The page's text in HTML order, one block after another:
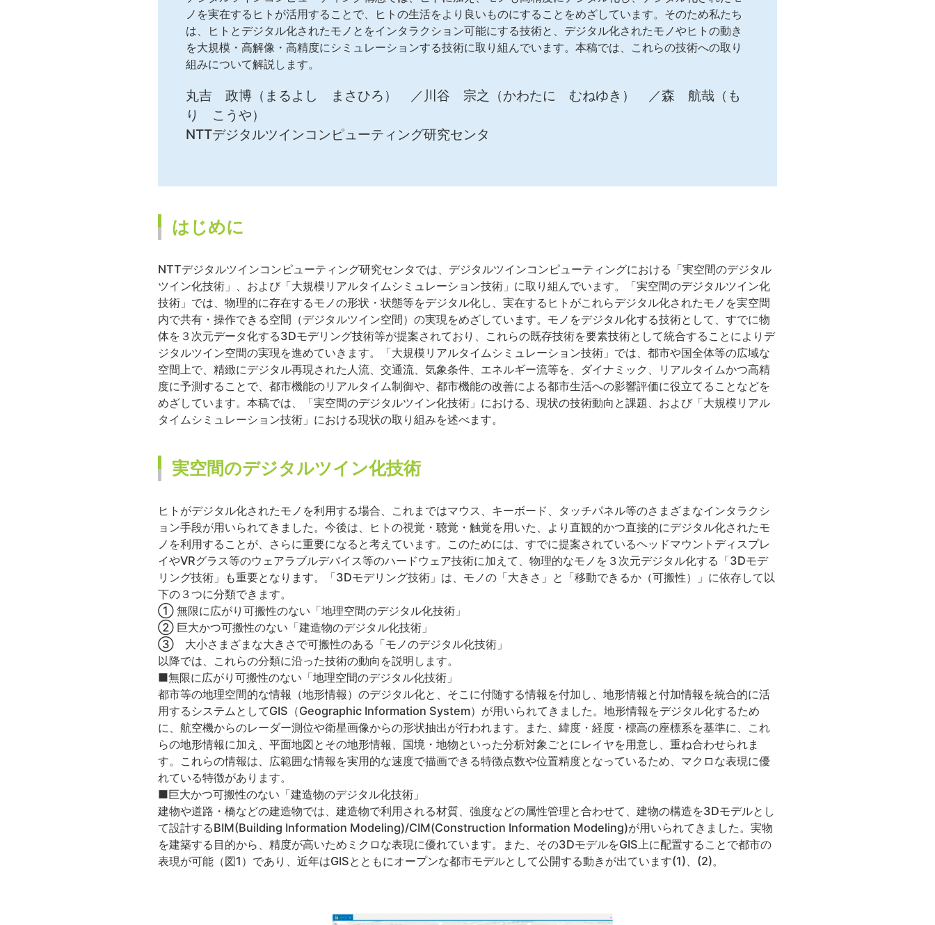
ノを実在するヒトが活用することで、ヒトの生活をより良いものにすることをめざしています。そのため私たち
は、ヒトとデジタル化されたモノとをインタラクション可能にする技術と、デジタル化されたモノやヒトの動き
を大規模・高解像・高精度にシミュレーションする技術に取り組んでいます。本稿では、これらの技術への取り
組みについて解説します。
丸吉 政博（まるよし まさひろ） ／川谷 宗之（かわたに むねゆき） ／森 航哉（も
り こうや）
NTTデジタルツインコンピューティング研究センタ
はじめに
NTTデジタルツインコンピューティング研究センタでは、デジタルツインコンピューティングにおける「実空間のデジタル
ツイン化技術」、および「大規模リアルタイムシミュレーション技術」に取り組んでいます。「実空間のデジタルツイン化
技術」では、物理的に存在するモノの形状・状態等をデジタル化し、実在するヒトがこれらデジタル化されたモノを実空間
内で共有・操作できる空間（デジタルツイン空間）の実現をめざしています。モノをデジタル化する技術として、すでに物
体を３次元データ化する3Dモデリング技術等が提案されており、これらの既存技術を要素技術として統合することによりデ
ジタルツイン空間の実現を進めていきます。「大規模リアルタイムシミュレーション技術」では、都市や国全体等の広域な
空間上で、精緻にデジタル再現された人流、交通流、気象条件、エネルギー流等を、ダイナミック、リアルタイムかつ高精
度に予測することで、都市機能のリアルタイム制御や、都市機能の改善による都市生活への影響評価に役立てることなどを
めざしています。本稿では、「実空間のデジタルツイン化技術」における、現状の技術動向と課題、および「大規模リアル
タイムシミュレーション技術」における現状の取り組みを述べます。
実空間のデジタルツイン化技術
ヒトがデジタル化されたモノを利用する場合、これまではマウス、キーボード、タッチパネル等のさまざまなインタラクシ
ョン手段が用いられてきました。今後は、ヒトの視覚・聴覚・触覚を用いた、より直観的かつ直接的にデジタル化されたモ
ノを利用することが、さらに重要になると考えています。このためには、すでに提案されているヘッドマウントディスプレ
イやVRグラス等のウェアラブルデバイス等のハードウェア技術に加えて、物理的なモノを３次元デジタル化する「3Dモデ
リング技術」も重要となります。「3Dモデリング技術」は、モノの「大きさ」と「移動できるか（可搬性）」に依存して以
下の３つに分類できます。
① 無限に広がり可搬性のない「地理空間のデジタル化技術」
② 巨大かつ可搬性のない「建造物のデジタル化技術」
③ 大小さまざまな大きさで可搬性のある「モノのデジタル化技術」
以降では、これらの分類に沿った技術の動向を説明します。
■無限に広がり可搬性のない「地理空間のデジタル化技術」
都市等の地理空間的な情報（地形情報）のデジタル化と、そこに付随する情報を付加し、地形情報と付加情報を統合的に活
用するシステムとしてGIS（Geographic Information System）が用いられてきました。地形情報をデジタル化するため
に、航空機からのレーダー測位や衛星画像からの形状抽出が行われます。また、緯度・経度・標高の座標系を基準に、これ
らの地形情報に加え、平面地図とその地形情報、国境・地物といった分析対象ごとにレイヤを用意し、重ね合わせられま
す。これらの情報は、広範囲な情報を実用的な速度で描画できる特徴点数や位置精度となっているため、マクロな表現に優
れている特徴があります。
■巨大かつ可搬性のない「建造物のデジタル化技術」
建物や道路・橋などの建造物では、建造物で利用される材質、強度などの属性管理と合わせて、建物の構造を3Dモデルとし
て設計するBIM(Building Information Modeling)/CIM(Construction Information Modeling)が用いられてきました。実物
を建築する目的から、精度が高いためミクロな表現に優れています。また、その3DモデルをGIS上に配置することで都市の
表現が可能（図1）であり、近年はGISとともにオープンな都市モデルとして公開する動きが出ています(1)、(2)。